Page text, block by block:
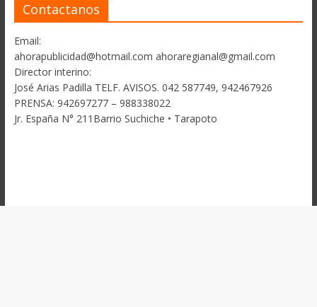
Contactanos
Email:
ahorapublicidad@hotmail.com ahoraregianal@gmail.com
Director interino:
José Arias Padilla TELF. AVISOS. 042 587749, 942467926
PRENSA: 942697277 – 988338022
Jr. España N° 211Barrio Suchiche • Tarapoto